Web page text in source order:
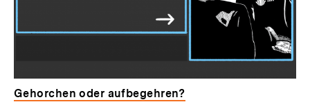
Gehorchen oder aufbegehren?